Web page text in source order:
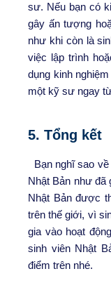
sư. Nếu bạn có
gây ấn tượng
như khi còn là
việc lập trình
dụng kinh
một kỹ sư ngay
5. Tổng kết
Bạn nghĩ sao
Nhật Bản như đã
Nhật Bản được
trên thế giới, vì
gia vào hoạt
sinh viên Nhật
điểm trên nhé.